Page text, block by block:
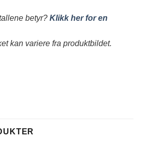
betyr? Klikk her for en
kan variere fra produktbildet.